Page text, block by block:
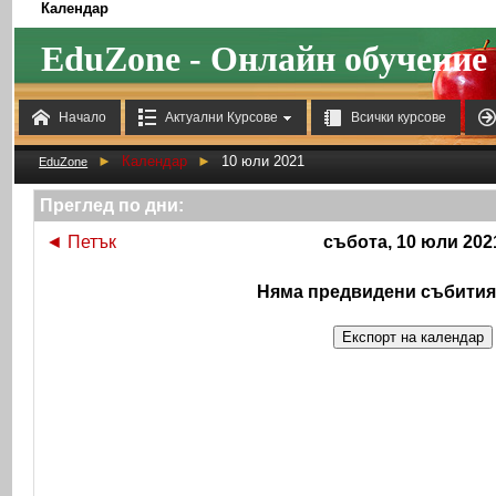
 Начало  Актуални Курсове  Всички курсове 
Календар
EduZone - Онлайн обучение
EduZone ► Календар ► 10 юли 2021
Преглед по дни:
◄ Петък събота, 10 юли
Няма предвидени събития